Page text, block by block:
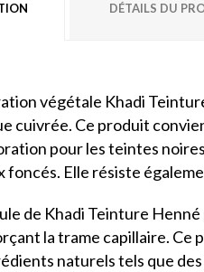
DÉTAILS DU
végétale Khadi
cuivrée. Ce produit
pour les teintes
foncés. Elle résiste
de Khadi Teinture
la trame capillaire. Ce
naturels tels que